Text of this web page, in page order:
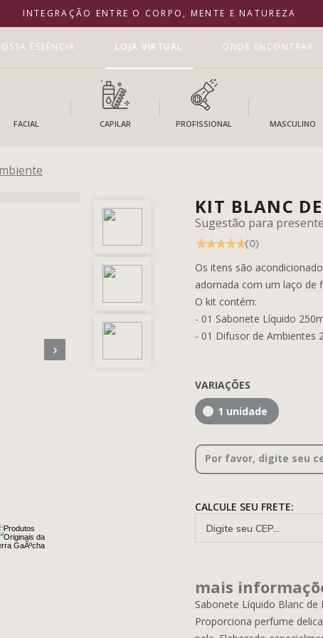
INTEGRAÇÃO ENTRE O CORPO, MENTE E NATUREZA
ESSÊNCIA LOJA VIRTUAL ONDE ENCONTRAR
FACIAL CAPILAR PROFISSIONAL MASCULINO
›
KIT BLANC
Sugestão para presente
(0)
Os itens são
adornada com um laço de
O kit contém:
- 01 Sabonete Líquido
- 01 Difusor de Ambientes
VARIAÇÕES
1 unidade
Por favor, digite seu
CALCULE SEU FRETE:
mais
Sabonete Líquido Blanc
Proporciona perfume